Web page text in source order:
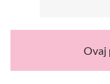
Ovaj